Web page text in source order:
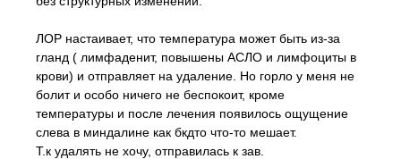
ЛОР настаивает, что температура может быть из-за
гланд ( лимфаденит, повышены АСЛО и лимфоциты в
крови) и отправляет на удаление. Но горло у меня не
болит и особо ничего не беспокоит, кроме
температуры и после лечения появилось ощущение
слева в миндалине как бкдто что-то мешает.
Т.к удалять не хочу, отправилась к зав.